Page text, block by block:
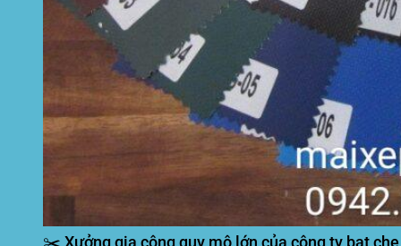
✂️ Xưởng gia công quy mô lớn của công ty bạt